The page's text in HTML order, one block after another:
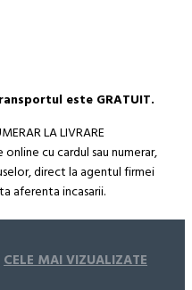
este GRATUIT.
LA LIVRARE
cu cardul sau numerar,
direct la agentul firmei
aferenta incasarii.
de dvs. si este asigurata de
comanda în decursul a 24-
CELE MAI VIZUALIZATE